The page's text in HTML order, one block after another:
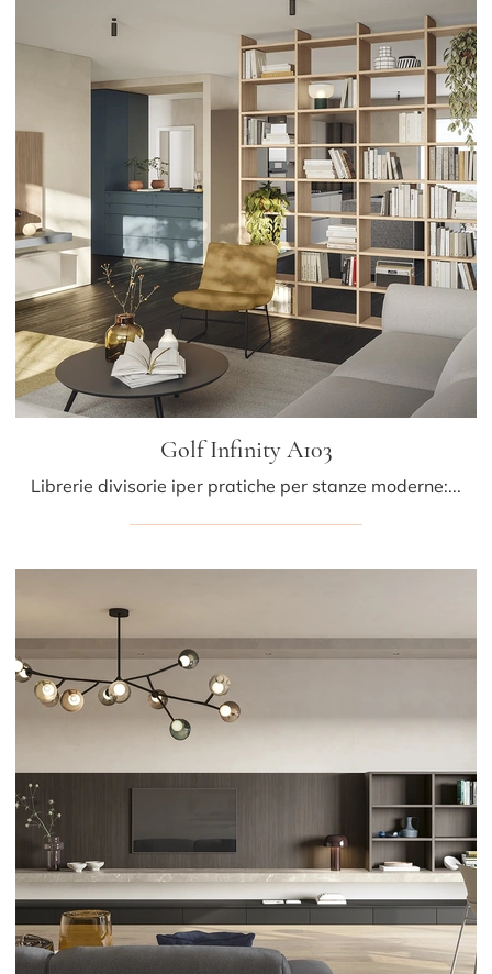
Golf Infinity A103
Librerie divisorie iper pratiche per stanze moderne: ottieni informazioni sul modello Golf Infinity A103 del brand Colombini Casa!